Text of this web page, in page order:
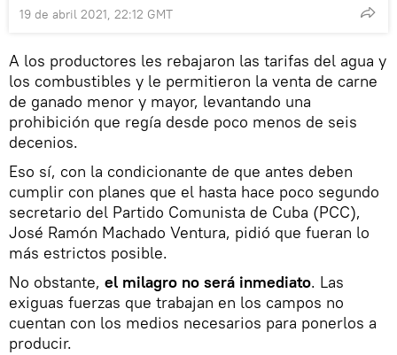
19 de abril 2021, 22:12 GMT
A los productores les rebajaron las tarifas del agua y
los combustibles y le permitieron la venta de carne
de ganado menor y mayor, levantando una
prohibición que regía desde poco menos de seis
decenios.
Eso sí, con la condicionante de que antes deben
cumplir con planes que el hasta hace poco segundo
secretario del Partido Comunista de Cuba (PCC),
José Ramón Machado Ventura, pidió que fueran lo
más estrictos posible.
No obstante, el milagro no será inmediato. Las
exiguas fuerzas que trabajan en los campos no
cuentan con los medios necesarios para ponerlos a
producir.